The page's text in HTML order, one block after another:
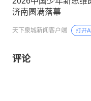
济南圆满落幕
天下泉城新闻客户端 打开
评论